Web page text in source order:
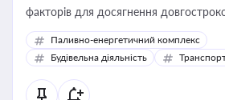
факторів для досягнення
Паливно-енергетичний комплекс
Будівельна діяльність